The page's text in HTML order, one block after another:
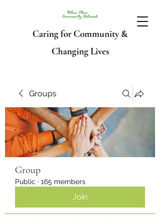
Caring for Community &
Changing Lives
Groups
Group
Public · 165 members
Join